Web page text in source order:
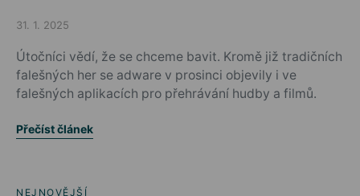
Posted on
31. 1. 2025
Útočníci vědí, že se chceme bavit. Kromě již tradičních
falešných her se adware v prosinci objevily i ve
falešných aplikacích pro přehrávání hudby a filmů.
Přečíst článek
NEJNOVĚJŠÍ